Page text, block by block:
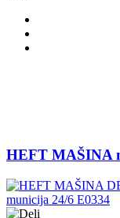
HEFT MAŠINA